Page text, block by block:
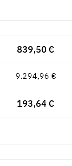
839,50 €
9.294,96 €
193,64 €